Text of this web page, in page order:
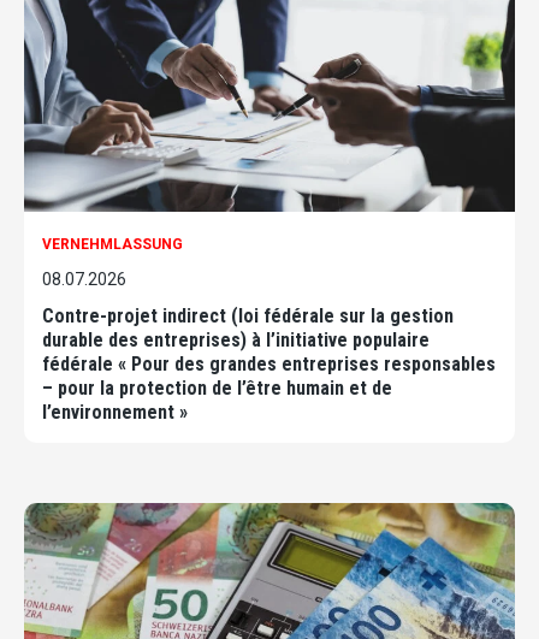
VERNEHMLASSUNG
08.07.2026
Contre-projet indirect (loi fédérale sur la gestion
durable des entreprises) à l’initiative populaire
fédérale « Pour des grandes entreprises responsables
– pour la protection de l’être humain et de
l’environnement »